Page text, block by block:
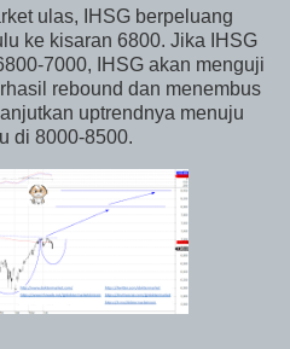
ulas, IHSG berpeluang
ke kisaran 6800. Jika IHSG
7000, IHSG akan menguji
rebound dan menembus
uptrendnya menuju
di 8000-8500.